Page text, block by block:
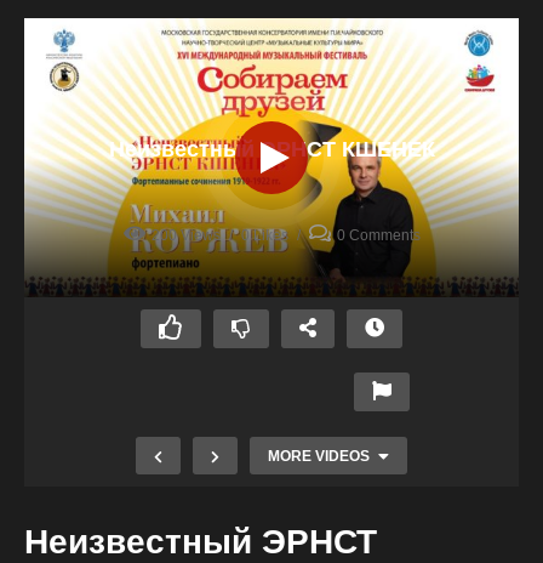
Неизвестный ЭРНСТ КШЕНЕК
200 Views 0 Likes 0 Comments
MORE VIDEOS
Неизвестный ЭРНСТ